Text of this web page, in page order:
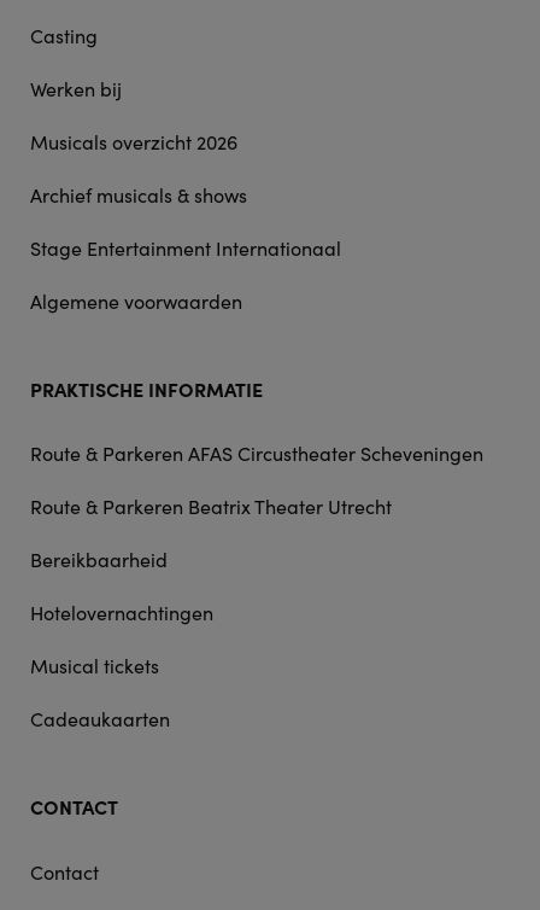
Casting
Werken bij
Musicals overzicht 2026
Archief musicals & shows
Stage Entertainment Internationaal
Algemene voorwaarden
PRAKTISCHE INFORMATIE
Route & Parkeren AFAS Circustheater Scheveningen
Route & Parkeren Beatrix Theater Utrecht
Bereikbaarheid
Hotelovernachtingen
Musical tickets
Cadeaukaarten
CONTACT
Contact